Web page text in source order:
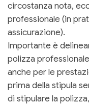
circostanza nota,
professionale (in
assicurazione).
Importante è
polizza
anche per le
prima della stipula
di stipulare la